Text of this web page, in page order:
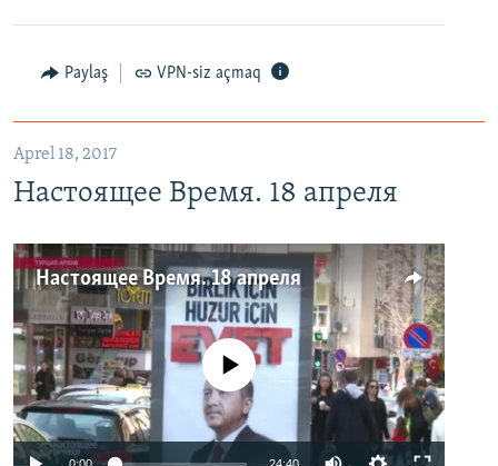
Paylaş VPN-siz açmaq
Aprel 18, 2017
Настоящее Время. 18 апреля
Настоящее Время. 18 апреля
No media source currently available